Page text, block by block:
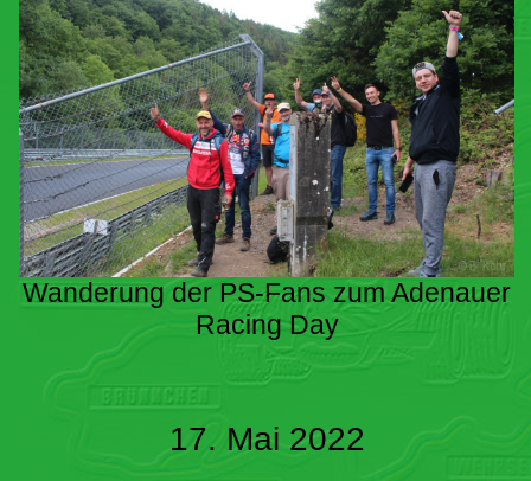
Wanderung der PS-Fans zum Adenauer
Racing Day
17. Mai 2022